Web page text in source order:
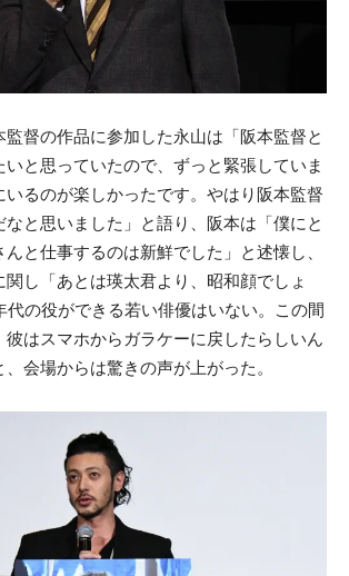
督の作品に参加した永山は「阪本監督と
と思っていたので、ずっと緊張していま
いるのが楽しかったです。やはり阪本監督
なと思いました」と語り、阪本は「僕にと
と仕事するのは新鮮でした」と述懐し、
関し「あとは瑛太君より、昭和顔でしょ
代の役ができる若い俳優はいない。この間
彼はスマホからガラケーに戻したらしいん
会場からは驚きの声が上がった。